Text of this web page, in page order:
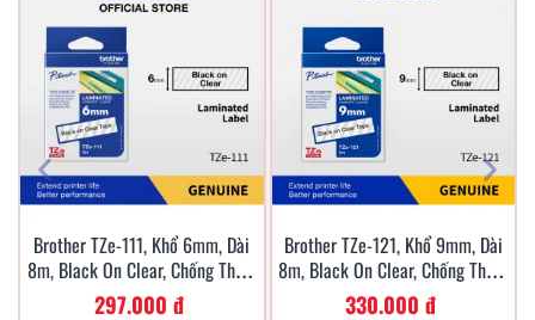
Xem Nhanh
Brother TZe-111, Khổ 6mm, Dài
8m, Black On Clear, Chống Thấm
Nước
297.000 đ
Xem Nhanh
Brother TZe-121, Khổ 9mm, Dài
8m, Black On Clear, Chống Thấm
Nước
330.000 đ